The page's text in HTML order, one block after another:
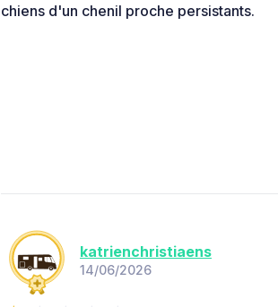
chiens d'un chenil proche persistants.
katrienchristiaens
14/06/2026